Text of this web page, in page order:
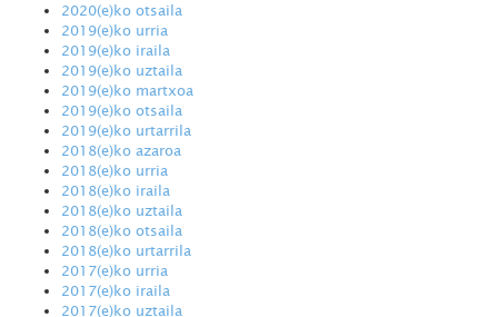
2020(e)ko otsaila
2019(e)ko urria
2019(e)ko iraila
2019(e)ko uztaila
2019(e)ko martxoa
2019(e)ko otsaila
2019(e)ko urtarrila
2018(e)ko azaroa
2018(e)ko urria
2018(e)ko iraila
2018(e)ko uztaila
2018(e)ko otsaila
2018(e)ko urtarrila
2017(e)ko urria
2017(e)ko iraila
2017(e)ko uztaila